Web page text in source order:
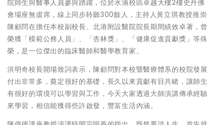
院師生與醫事人員參與踴躍，位於水湳校區卓越大樓2樓史丹佛
會場座無虛席，線上同步聆聽300餘人，主持人黃立琪教授推崇
陳顧問在擔任本校副校長、北港附設醫院院長期間績效卓著，曾
榮獲「模範公務人員」、「杏林獎」、「健康促進貢獻獎」等殊
榮，是一位傑出的臨床醫師和醫學教育家。
洪明奇校長開場致詞表示，陳顧問對本校暨醫療體系的校院發展
付出非常多，奠定很好的基礎，長久以來貢獻有目共睹，讓師生
有很好的環境可以學習與工作，今天大家透過大師演講傳承經驗
來學習，相信能獲得些許啟發，豐富生活內涵。